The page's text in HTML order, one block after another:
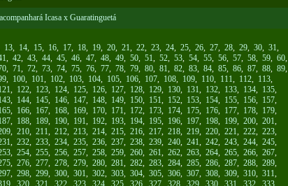
Icasa x Guaratinguetá
13, 14, 15, 16, 17, 18, 19, 20, 21, 22, 23, 24, 25, 26, 27, 28, 29, 30, 31,
, 42, 43, 44, 45, 46, 47, 48, 49, 50, 51, 52, 53, 54, 55, 56, 57, 58, 59, 60,
, 71, 72, 73, 74, 75, 76, 77, 78, 79, 80, 81, 82, 83, 84, 85, 86, 87, 88, 89,
, 100, 101, 102, 103, 104, 105, 106, 107, 108, 109, 110, 111, 112, 113,
, 122, 123, 124, 125, 126, 127, 128, 129, 130, 131, 132, 133, 134, 135,
, 144, 145, 146, 147, 148, 149, 150, 151, 152, 153, 154, 155, 156, 157,
, 166, 167, 168, 169, 170, 171, 172, 173, 174, 175, 176, 177, 178, 179,
, 188, 189, 190, 191, 192, 193, 194, 195, 196, 197, 198, 199, 200, 201,
, 210, 211, 212, 213, 214, 215, 216, 217, 218, 219, 220, 221, 222, 223,
, 232, 233, 234, 235, 236, 237, 238, 239, 240, 241, 242, 243, 244, 245,
, 254, 255, 256, 257, 258, 259, 260, 261, 262, 263, 264, 265, 266, 267,
, 276, 277, 278, 279, 280, 281, 282, 283, 284, 285, 286, 287, 288, 289,
, 298, 299, 300, 301, 302, 303, 304, 305, 306, 307, 308, 309, 310, 311,
, 320, 321 322, 323, 324, 325, 326, 327, 328, 329, 330, 331 332, 333,